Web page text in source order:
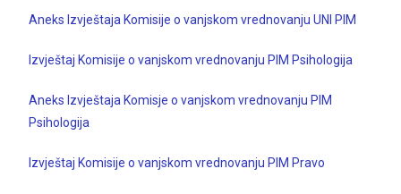
Aneks Izvještaja Komisije o vanjskom vrednovanju UNI PIM
Izvještaj Komisije o vanjskom vrednovanju PIM Psihologija
Aneks Izvještaja Komisje o vanjskom vrednovanju PIM
Psihologija
Izvještaj Komisije o vanjskom vrednovanju PIM Pravo